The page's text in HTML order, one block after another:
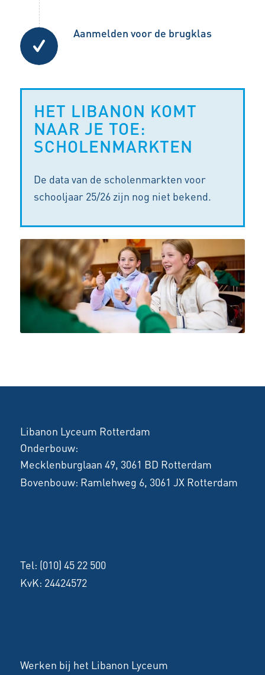
Aanmelden voor de brugklas
HET LIBANON KOMT
NAAR JE TOE:
SCHOLENMARKTEN
De data van de scholenmarkten voor
schooljaar 25/26 zijn nog niet bekend.
Libanon Lyceum Rotterdam
Onderbouw:
Mecklenburglaan 49, 3061 BD Rotterdam
Bovenbouw: Ramlehweg 6, 3061 JX Rotterdam
Tel: (010) 45 22 500
KvK: 24424572
Werken bij het Libanon Lyceum